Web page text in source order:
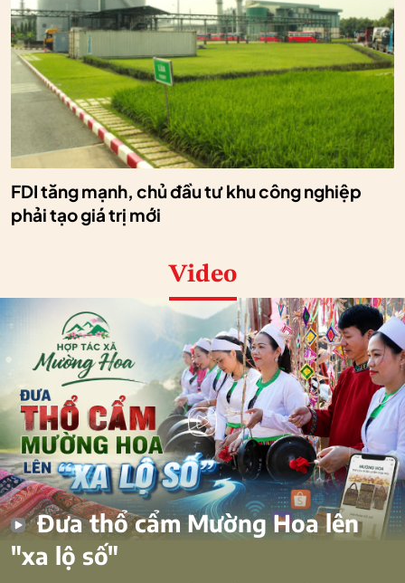
FDI tăng mạnh, chủ đầu tư khu công nghiệp
phải tạo giá trị mới
Video
Đưa thổ cẩm Mường Hoa lên
"xa lộ số"